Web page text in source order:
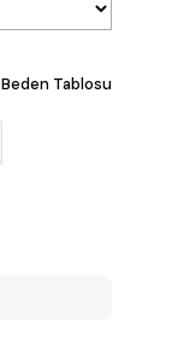
Beden Tablosu